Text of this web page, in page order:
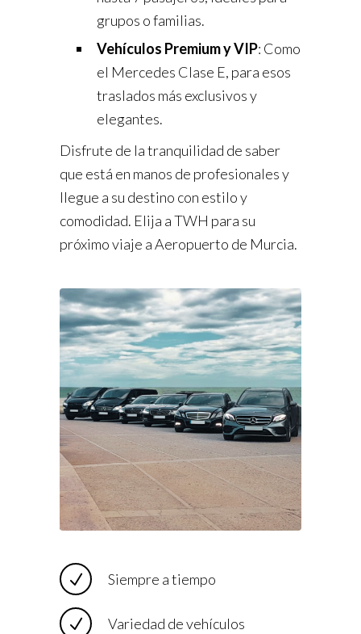
grupos o familias.
Vehículos Premium y VIP: Como
el Mercedes Clase E, para esos
traslados más exclusivos y
elegantes.
Disfrute de la tranquilidad de saber
que está en manos de profesionales y
llegue a su destino con estilo y
comodidad. Elija a TWH para su
próximo viaje a Aeropuerto de Murcia.
Siempre a tiempo
Variedad de vehículos